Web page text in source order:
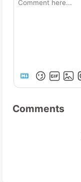
Comments